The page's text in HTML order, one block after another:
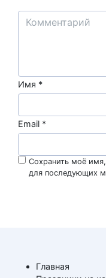
Имя *
Email *
Сохранить моё
для последующих
Главная